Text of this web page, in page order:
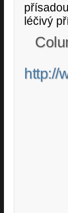
léčivý
http://